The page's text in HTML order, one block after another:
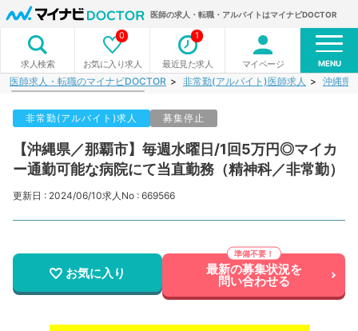
医師の求人・転職・アルバイトはマイナビDOCTOR
求人検索 お気に入り求人
0
最近見た求人
1
マイページ MENU
医師求人・転職のマイナビDOCTOR 非常勤(アルバイト)医師求人 沖縄県
非常勤(アルバイト)求人 募集停止
【沖縄県／那覇市】毎週水曜日/1回5万円◎マイカ
ー通勤可能な病院にて当直勤務（精神科／非常勤）
更新日 : 2024/06/10求人No : 669566
お気に入り 最新の募集状況を
問い合わせる